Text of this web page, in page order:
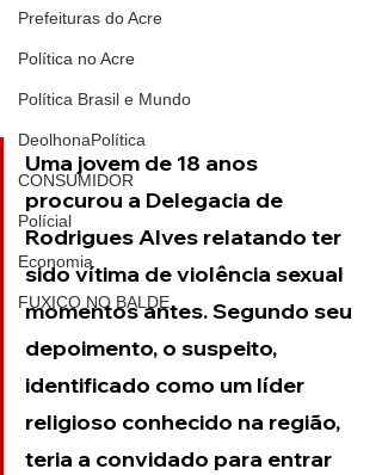
Prefeituras do Acre
Política no Acre
Política Brasil e Mundo
DeolhonaPolítica
CONSUMIDOR
Polícial
Economia
FUXICO NO BALDE
Uma jovem de 18 anos
procurou a Delegacia de
Rodrigues Alves relatando ter
sido vítima de violência sexual
momentos antes. Segundo seu
depoimento, o suspeito,
identificado como um líder
religioso conhecido na região,
teria a convidado para entrar